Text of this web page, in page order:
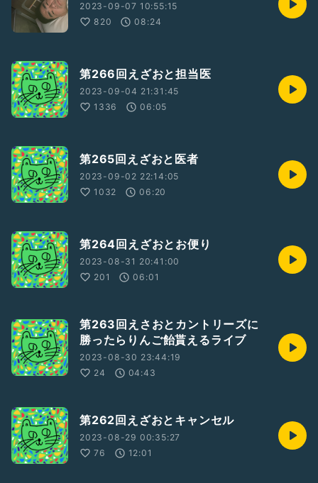
2023-09-07 10:55:15
820
08:24
第266回えざおと担当医
2023-09-04 21:31:45
1336
06:05
第265回えざおと医者
2023-09-02 22:14:05
1032
06:20
第264回えざおとお便り
2023-08-31 20:41:00
201
06:01
第263回えさおとカントリーズに
勝ったらりんご飴貰えるライブ
2023-08-30 23:44:19
24
04:43
第262回えざおとキャンセル
2023-08-29 00:35:27
76
12:01